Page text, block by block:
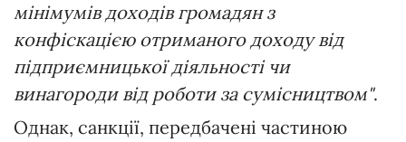
мінімумів доходів громадян з
конфіскацією отриманого доходу від
підприємницької діяльності чи
винагороди від роботи за сумісництвом".
Однак, санкції, передбачені частиною